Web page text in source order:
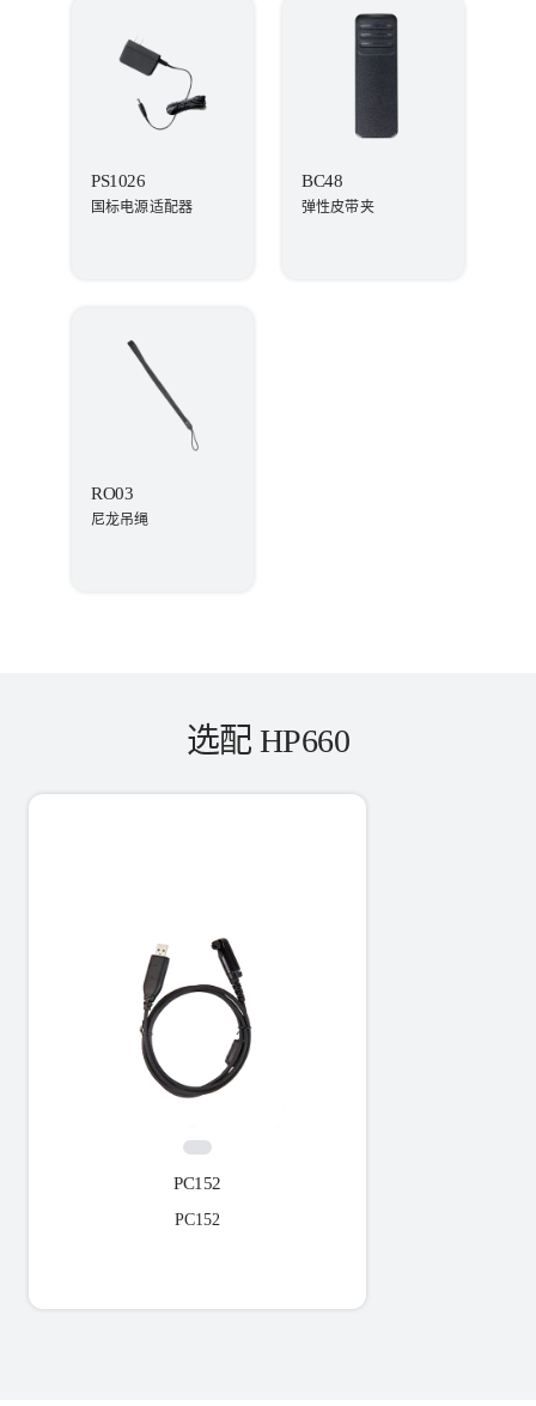
PS1026
国标电源适配器
BC48
弹性皮带夹
RO03
尼龙吊绳
选配 HP660
PC152
PC152